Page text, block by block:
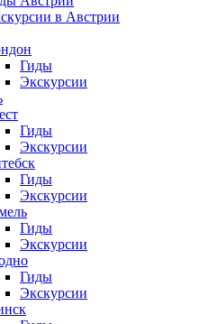
в Австрии
Гиды
Экскурсии
Гиды
Экскурсии
Гиды
Экскурсии
Гиды
Экскурсии
Гиды
Экскурсии